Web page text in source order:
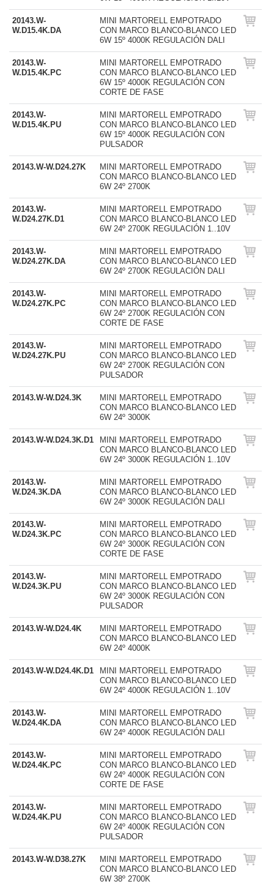
20143.W-
W.D15.4K.DA
MINI MARTORELL EMPOTRADO
CON MARCO BLANCO-BLANCO LED
6W 15º 4000K REGULACIÓN DALI
20143.W-
W.D15.4K.PC
MINI MARTORELL EMPOTRADO
CON MARCO BLANCO-BLANCO LED
6W 15º 4000K REGULACIÓN CON
CORTE DE FASE
20143.W-
W.D15.4K.PU
MINI MARTORELL EMPOTRADO
CON MARCO BLANCO-BLANCO LED
6W 15º 4000K REGULACIÓN CON
PULSADOR
20143.W-W.D24.27K
MINI MARTORELL EMPOTRADO
CON MARCO BLANCO-BLANCO LED
6W 24º 2700K
20143.W-
W.D24.27K.D1
MINI MARTORELL EMPOTRADO
CON MARCO BLANCO-BLANCO LED
6W 24º 2700K REGULACIÓN 1..10V
20143.W-
W.D24.27K.DA
MINI MARTORELL EMPOTRADO
CON MARCO BLANCO-BLANCO LED
6W 24º 2700K REGULACIÓN DALI
20143.W-
W.D24.27K.PC
MINI MARTORELL EMPOTRADO
CON MARCO BLANCO-BLANCO LED
6W 24º 2700K REGULACIÓN CON
CORTE DE FASE
20143.W-
W.D24.27K.PU
MINI MARTORELL EMPOTRADO
CON MARCO BLANCO-BLANCO LED
6W 24º 2700K REGULACIÓN CON
PULSADOR
20143.W-W.D24.3K
MINI MARTORELL EMPOTRADO
CON MARCO BLANCO-BLANCO LED
6W 24º 3000K
20143.W-W.D24.3K.D1
MINI MARTORELL EMPOTRADO
CON MARCO BLANCO-BLANCO LED
6W 24º 3000K REGULACIÓN 1..10V
20143.W-
W.D24.3K.DA
MINI MARTORELL EMPOTRADO
CON MARCO BLANCO-BLANCO LED
6W 24º 3000K REGULACIÓN DALI
20143.W-
W.D24.3K.PC
MINI MARTORELL EMPOTRADO
CON MARCO BLANCO-BLANCO LED
6W 24º 3000K REGULACIÓN CON
CORTE DE FASE
20143.W-
W.D24.3K.PU
MINI MARTORELL EMPOTRADO
CON MARCO BLANCO-BLANCO LED
6W 24º 3000K REGULACIÓN CON
PULSADOR
20143.W-W.D24.4K
MINI MARTORELL EMPOTRADO
CON MARCO BLANCO-BLANCO LED
6W 24º 4000K
20143.W-W.D24.4K.D1
MINI MARTORELL EMPOTRADO
CON MARCO BLANCO-BLANCO LED
6W 24º 4000K REGULACIÓN 1..10V
20143.W-
W.D24.4K.DA
MINI MARTORELL EMPOTRADO
CON MARCO BLANCO-BLANCO LED
6W 24º 4000K REGULACIÓN DALI
20143.W-
W.D24.4K.PC
MINI MARTORELL EMPOTRADO
CON MARCO BLANCO-BLANCO LED
6W 24º 4000K REGULACIÓN CON
CORTE DE FASE
20143.W-
W.D24.4K.PU
MINI MARTORELL EMPOTRADO
CON MARCO BLANCO-BLANCO LED
6W 24º 4000K REGULACIÓN CON
PULSADOR
20143.W-W.D38.27K
MINI MARTORELL EMPOTRADO
CON MARCO BLANCO-BLANCO LED
6W 38º 2700K